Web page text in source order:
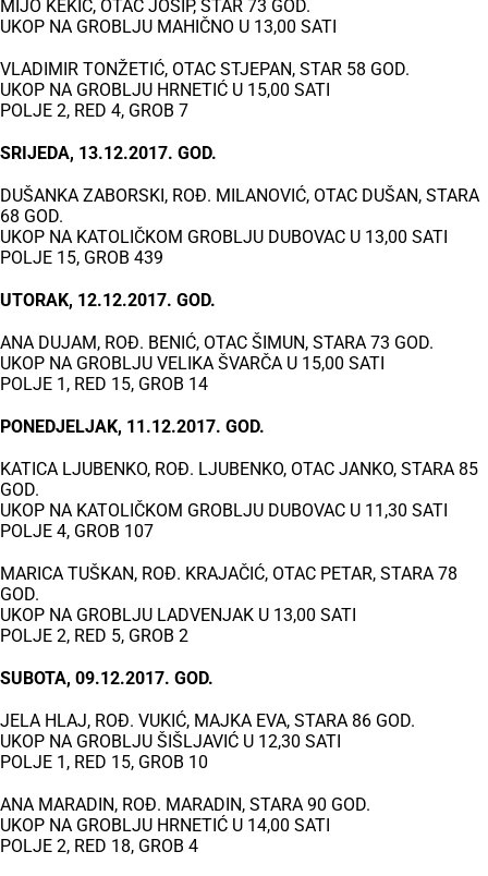
MIJO KEKIĆ, OTAC JOSIP, STAR 73 GOD.
UKOP NA GROBLJU MAHIČNO U 13,00 SATI
VLADIMIR TONŽETIĆ, OTAC STJEPAN, STAR 58 GOD.
UKOP NA GROBLJU HRNETIĆ U 15,00 SATI
POLJE 2, RED 4, GROB 7
SRIJEDA, 13.12.2017. GOD.
DUŠANKA ZABORSKI, ROĐ. MILANOVIĆ, OTAC DUŠAN, STARA
68 GOD.
UKOP NA KATOLIČKOM GROBLJU DUBOVAC U 13,00 SATI
POLJE 15, GROB 439
UTORAK, 12.12.2017. GOD.
ANA DUJAM, ROĐ. BENIĆ, OTAC ŠIMUN, STARA 73 GOD.
UKOP NA GROBLJU VELIKA ŠVARČA U 15,00 SATI
POLJE 1, RED 15, GROB 14
PONEDJELJAK, 11.12.2017. GOD.
KATICA LJUBENKO, ROĐ. LJUBENKO, OTAC JANKO, STARA 85
GOD.
UKOP NA KATOLIČKOM GROBLJU DUBOVAC U 11,30 SATI
POLJE 4, GROB 107
MARICA TUŠKAN, ROĐ. KRAJAČIĆ, OTAC PETAR, STARA 78
GOD.
UKOP NA GROBLJU LADVENJAK U 13,00 SATI
POLJE 2, RED 5, GROB 2
SUBOTA, 09.12.2017. GOD.
JELA HLAJ, ROĐ. VUKIĆ, MAJKA EVA, STARA 86 GOD.
UKOP NA GROBLJU ŠIŠLJAVIĆ U 12,30 SATI
POLJE 1, RED 15, GROB 10
ANA MARADIN, ROĐ. MARADIN, STARA 90 GOD.
UKOP NA GROBLJU HRNETIĆ U 14,00 SATI
POLJE 2, RED 18, GROB 4